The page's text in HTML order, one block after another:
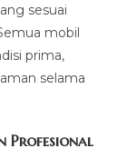
sesuai
mobil
prima,
selama
Profesional